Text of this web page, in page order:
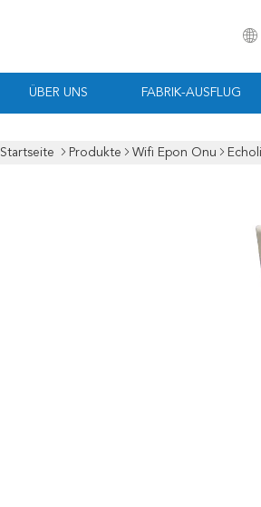
ÜBER UNS FABRIK-AUSFLUG
Startseite Produkte Wifi Epon Onu